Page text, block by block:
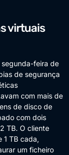
virtuais
feira de
de segurança
com mais de
de disco de
com dois
TB. O cliente
1 TB cada,
um ficheiro